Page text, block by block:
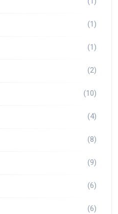
(1)
(1)
(2)
(10)
(4)
(8)
(9)
(6)
(6)